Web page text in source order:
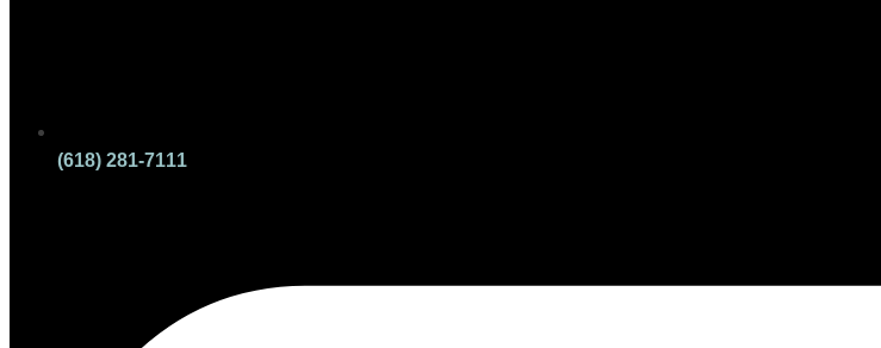
(618) 281-7111